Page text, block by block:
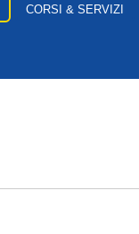
CORSI & SERVIZI